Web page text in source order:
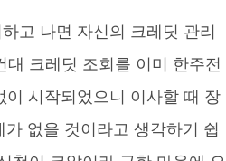
크레딧 조회를 이미 한주전
시작되었으니 이사할 때 장
없을 것이라고 생각하기 쉽